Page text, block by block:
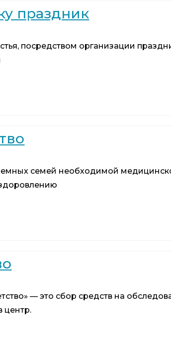
праздник
посредством организации
семей необходимой
— это сбор средств на
центр.